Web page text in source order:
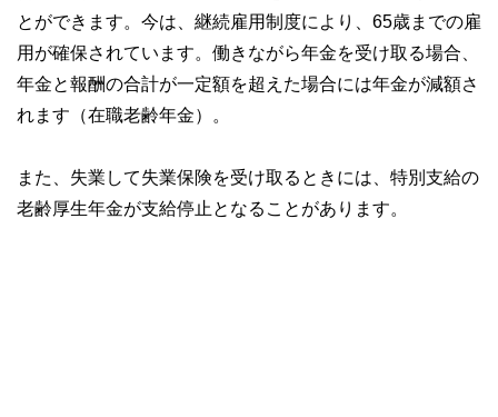
とができます。今は、継続雇用制度により、65歳までの雇
用が確保されています。働きながら年金を受け取る場合、
年金と報酬の合計が一定額を超えた場合には年金が減額さ
れます（在職老齢年金）。
また、失業して失業保険を受け取るときには、特別支給の
老齢厚生年金が支給停止となることがあります。